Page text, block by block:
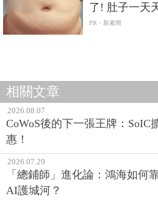
了! 肚子一天
PR・新素簡
相關文章
2026.08.07
CoWoS後的下一張王牌：SoIC
惠！
2026.07.29
「總鋪師」進化論：鴻海如何
AI護城河？